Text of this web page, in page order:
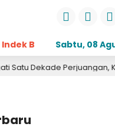
Indek Berita Opini
Sabtu, 08
Perjuangan, KMI